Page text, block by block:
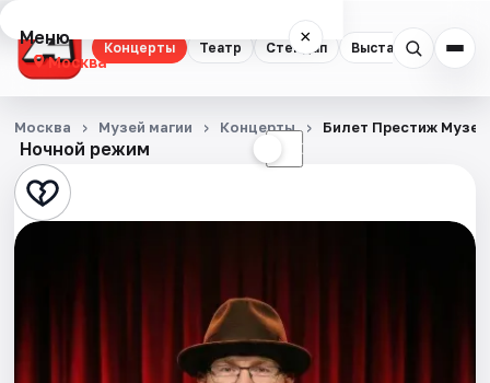
Концерты Театр Стендап Выставки
Меню ×
Москва
Концерты
Театр
Стендап
Ночной режим ☾
Москва Музей магии Концерты Билет Престиж